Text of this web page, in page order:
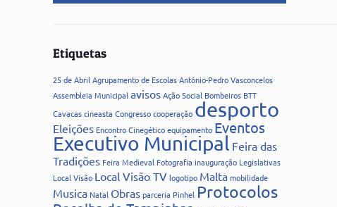
Etiquetas
25 de Abril Agrupamento de EscolasAntónio-Pedro Vasconcelos
Assembleia Municipal avisosAção Social Bombeiros BTT
Cavacascineasta Congressocooperação desporto
Eleições Encontro Cinegéticoequipamento Eventos
Executivo Municipal Feira das
Tradições Feira Medieval Fotografia inauguração Legislativas
Local Visão Local Visão TVlogotipo Maltamobilidade
Musica Natal Obrasparceria Pinhel Protocolos